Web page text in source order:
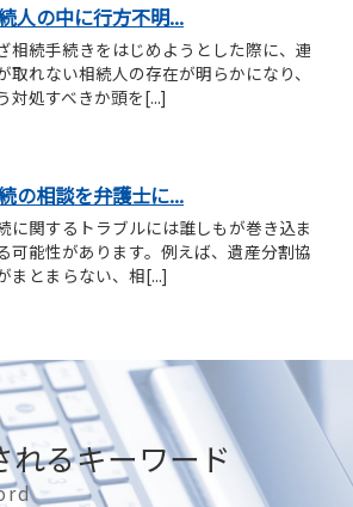
人の中に行方不明...
相続手続きをはじめようとした際に、連
取れない相続人の存在が明らかになり、
対処すべきか頭を[...]
の相談を弁護士に...
に関するトラブルには誰しもが巻き込ま
可能性があります。例えば、遺産分割協
まとまらない、相[...]
れるキーワード